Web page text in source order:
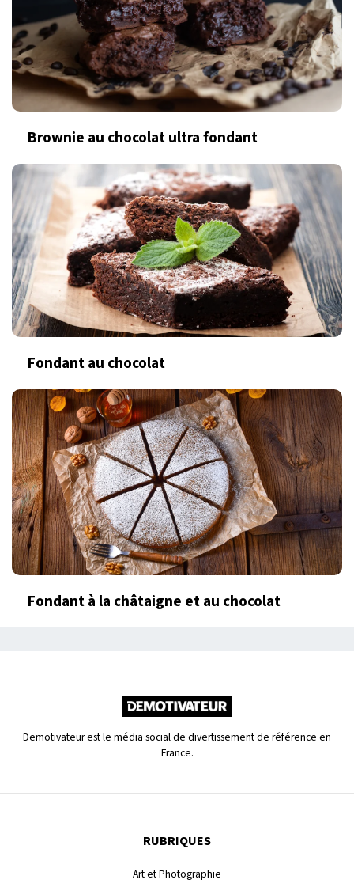
Brownie au chocolat ultra fondant
Fondant au chocolat
Fondant à la châtaigne et au chocolat
Demotivateur est le média social de divertissement de référence en
France.
RUBRIQUES
Art et Photographie